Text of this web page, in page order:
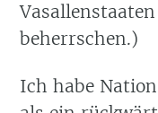
beherrschen.)
Ich habe